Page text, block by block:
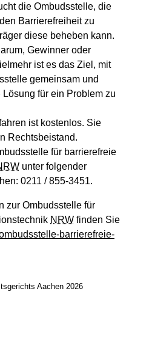
die Ombudsstelle, die
Barrierefreiheit zu
diese beheben kann.
Gewinner oder
ist es das Ziel, mit
gemeinsam und
für ein Problem zu
ist kostenlos. Sie
Rechtsbeistand.
für barrierefreie
unter folgender
0211 / 855-3451.
zur Ombudsstelle für
NRW finden Sie
barrierefreie-
Aachen 2026